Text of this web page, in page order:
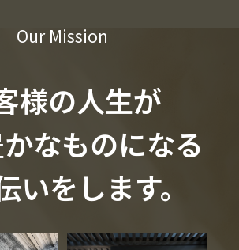
Our Mission
様の人生が
なものになる
いをします。